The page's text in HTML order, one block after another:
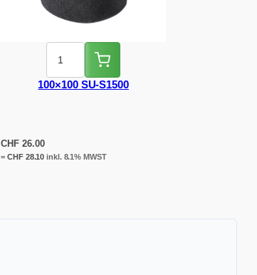
100×100 SU-S1500
CHF 26.00
=CHF28.10 inkl. 8.1% MWST